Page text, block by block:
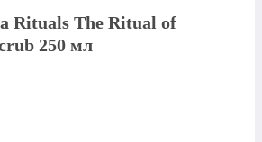
Rituals The Ritual of
250 мл